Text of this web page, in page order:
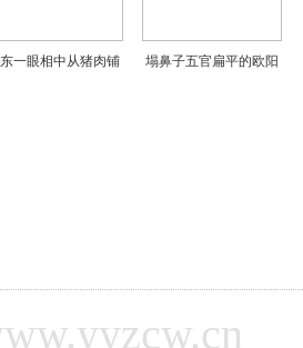
一眼相中从猪肉铺 塌鼻子五官扁平的欧阳